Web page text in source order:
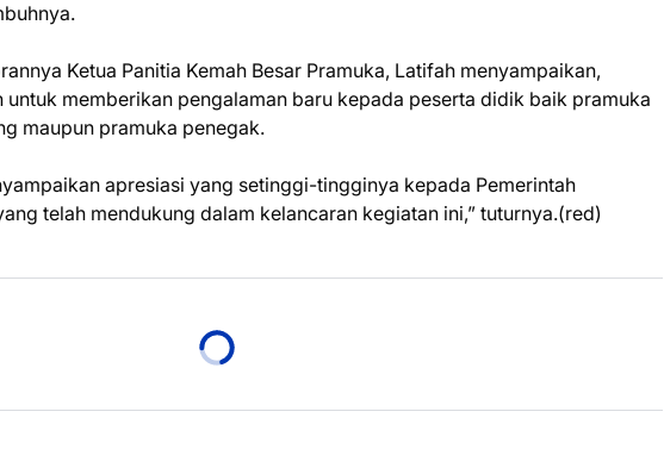
Ketua Panitia Kemah Besar Pramuka, Latifah menyampaikan,
untuk memberikan pengalaman baru kepada peserta didik baik pramuka
maupun pramuka penegak.
apresiasi yang setinggi-tingginya kepada Pemerintah
telah mendukung dalam kelancaran kegiatan ini,” tuturnya.(red)